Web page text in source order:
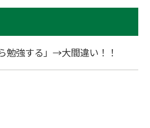
勉強する」→大間違い！！